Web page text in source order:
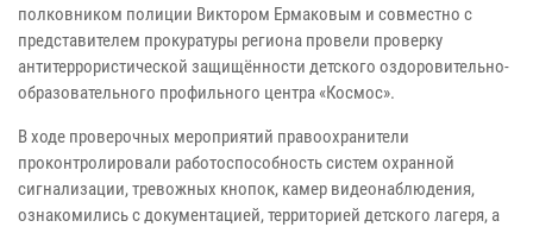
полковником полиции Виктором Ермаковым и совместно с
представителем прокуратуры региона провели проверку
антитеррористической защищённости детского оздоровительно-
образовательного профильного центра «Космос».
В ходе проверочных мероприятий правоохранители
проконтролировали работоспособность систем охранной
сигнализации, тревожных кнопок, камер видеонаблюдения,
ознакомились с документацией, территорией детского лагеря, а